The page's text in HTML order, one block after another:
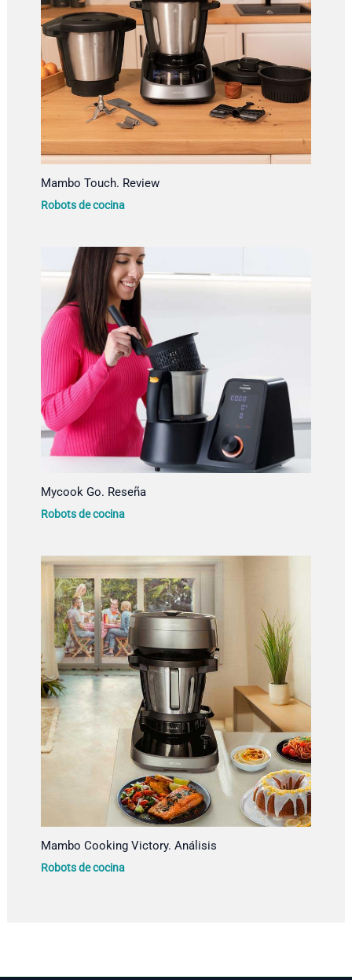
Mambo Touch. Review
Robots de cocina
Mycook Go. Reseña
Robots de cocina
Mambo Cooking Victory. Análisis
Robots de cocina